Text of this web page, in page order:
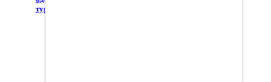
туризму «Мир в твоих руках»